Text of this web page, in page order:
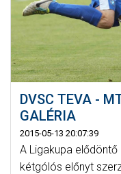
DVSC TEVA -
GALÉRIA
2015-05-13 20:07:39
A Ligakupa
kétgólós előnyt